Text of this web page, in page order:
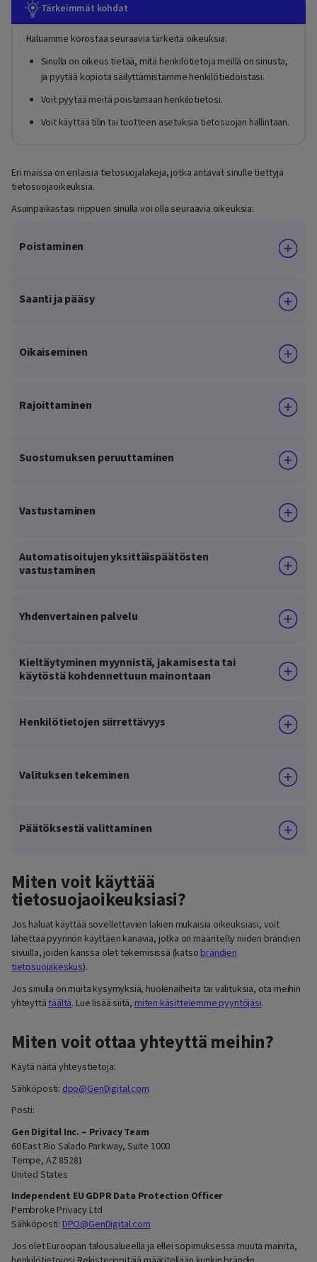
Tärkeimmät kohdat
Haluamme korostaa seuraavia tärkeitä oikeuksia:
Sinulla on oikeus tietää, mitä henkilötietoja meillä on sinusta,
ja pyytää kopiota säilyttämistämme henkilötiedoistasi.
Voit pyytää meitä poistamaan henkilötietosi.
Voit käyttää tilin tai tuotteen asetuksia tietosuojan hallintaan.
Eri maissa on erilaisia tietosuojalakeja, jotka antavat sinulle tiettyjä
tietosuojaoikeuksia.
Asuinpaikastasi riippuen sinulla voi olla seuraavia oikeuksia:
Poistaminen
Saanti ja pääsy
Oikaiseminen
Rajoittaminen
Suostumuksen peruuttaminen
Vastustaminen
Automatisoitujen yksittäispäätösten
vastustaminen
Yhdenvertainen palvelu
Kieltäytyminen myynnistä, jakamisesta tai
käytöstä kohdennettuun mainontaan
Henkilötietojen siirrettävyys
Valituksen tekeminen
Päätöksestä valittaminen
Miten voit käyttää
tietosuojaoikeuksiasi?
Jos haluat käyttää sovellettavien lakien mukaisia oikeuksiasi, voit
lähettää pyynnön käyttäen kanavia, jotka on määritelty niiden brändien
sivuilla, joiden kanssa olet tekemisissä (katsobrändien
tietosuojakeskus).
Jos sinulla on muita kysymyksiä, huolenaiheita tai valituksia, ota meihin
yhteyttä täältä. Lue lisää siitä, miten käsittelemme pyyntöjäsi.
Miten voit ottaa yhteyttä meihin?
Käytä näitä yhteystietoja:
Sähköposti: dpo@GenDigital.com
Posti:
Gen Digital Inc. – Privacy Team
60 East Rio Salado Parkway, Suite 1000
Tempe, AZ 85281
United States
Independent EU GDPR Data Protection Officer
Pembroke Privacy Ltd
Sähköposti: DPO@GenDigital.com
Jos olet Euroopan talousalueella ja ellei sopimuksessa muuta mainita,